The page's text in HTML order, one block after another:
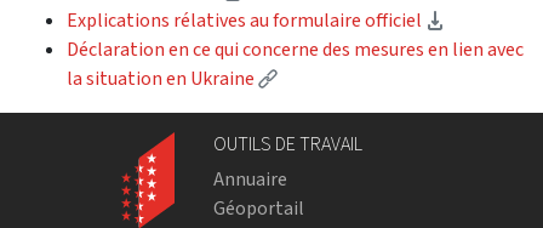
Explications rélatives au formulaire officiel
Déclaration en ce qui concerne des mesures en lien avec
la situation en Ukraine
(External link)
OUTILS DE TRAVAIL
Annuaire
Géoportail